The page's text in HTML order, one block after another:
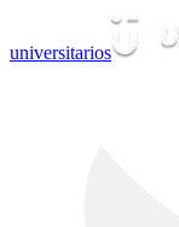
universitarios